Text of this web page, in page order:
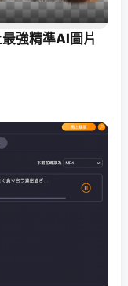
強精準AI圖片